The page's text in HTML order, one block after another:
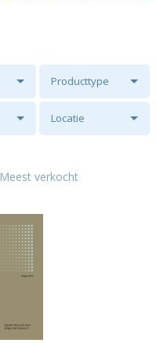
Producttype
Locatie
Meest verkocht